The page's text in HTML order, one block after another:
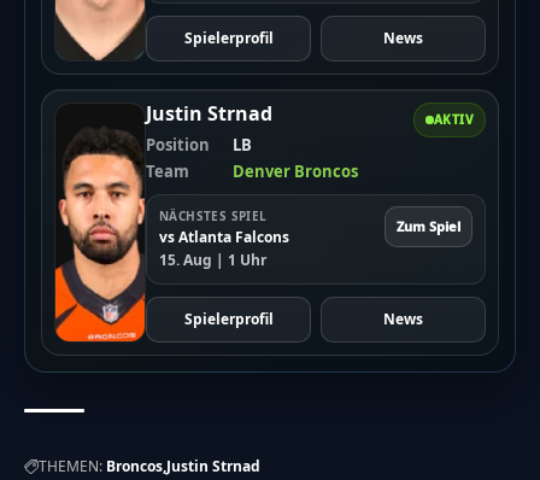
Spielerprofil News
AKTIV
Justin Strnad
Position
LB
Team
Denver Broncos
NÄCHSTES SPIEL
vs Atlanta Falcons
15. Aug | 1 Uhr
Zum Spiel
Spielerprofil News
THEMEN: Broncos Justin Strnad